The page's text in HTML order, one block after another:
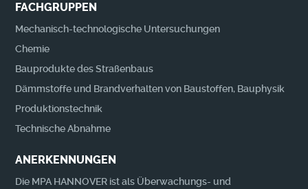
FACHGRUPPEN
Mechanisch-technologische Untersuchungen
Chemie
Bauprodukte des Straßenbaus
Dämmstoffe und Brandverhalten von Baustoffen, Bauphysik
Produktionstechnik
Technische Abnahme
ANERKENNUNGEN
Die MPA HANNOVER ist als Überwachungs- und